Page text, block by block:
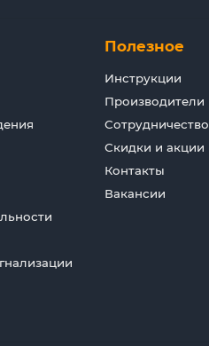
Полезное
Инструкции
Производители
Сотрудничество
Скидки и акции
Контакты
Вакансии